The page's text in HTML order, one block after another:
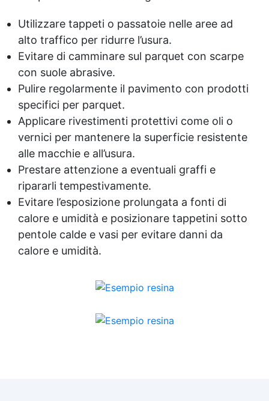
Coloranti per Resine Epoxy Coloranti Resine
Monocomponenti Acquista Coloranti per
Resine Monocomponenti Resine colori See
all articles →
Utilizzare tappeti o passatoie nelle aree ad
alto traffico per ridurre l’usura.
Evitare di camminare sul parquet con scarpe
con suole abrasive.
Pulire regolarmente il pavimento con prodotti
specifici per parquet.
Applicare rivestimenti protettivi come oli o
vernici per mantenere la superficie resistente
alle macchie e all’usura.
Prestare attenzione a eventuali graffi e
ripararli tempestivamente.
Evitare l’esposizione prolungata a fonti di
calore e umidità e posizionare tappetini sotto
pentole calde e vasi per evitare danni da
calore e umidità.